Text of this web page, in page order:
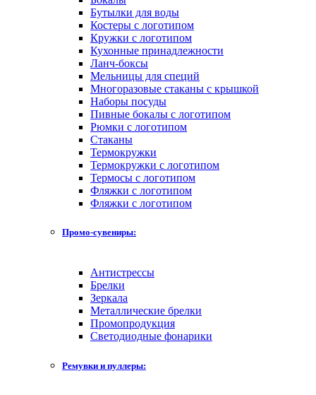
Бутылки для воды
Костеры с логотипом
Кружки с логотипом
Кухонные принадлежности
Ланч-боксы
Мельницы для специй
Многоразовые стаканы с крышкой
Наборы посуды
Пивные бокалы с логотипом
Рюмки с логотипом
Стаканы
Термокружки
Термокружки с логотипом
Термосы с логотипом
Фляжки с логотипом
Фляжки с логотипом
Промо-сувениры:
Антистрессы
Брелки
Зеркала
Металлические брелки
Промопродукция
Светодиодные фонарики
Ремувки и пуллеры: